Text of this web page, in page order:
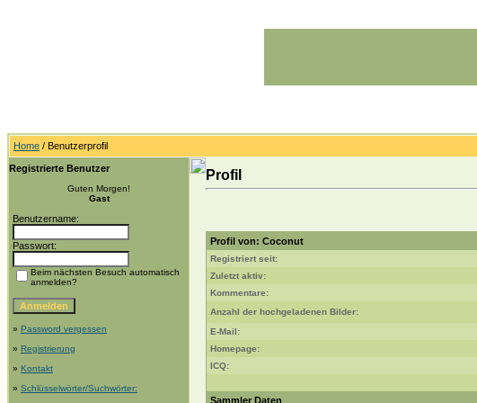
Home / Benutzerprofil
Registrierte Benutzer
Guten Morgen!
Gast
Benutzername:
Passwort:
Beim nächsten Besuch automatisch
anmelden?
» Password vergessen
» Registrierung
» Kontakt
» Schlüsselwörter/Suchwörter:
Profil
Profil von: Coconut
Registriert seit:
Zuletzt aktiv:
Kommentare:
Anzahl der hochgeladenen Bilder:
E-Mail:
Homepage:
ICQ:
Sammler Daten